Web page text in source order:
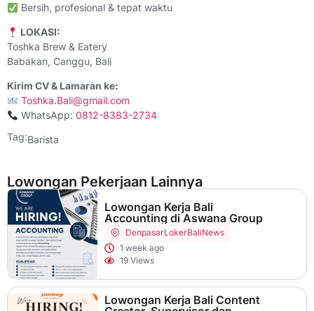
Bersih, profesional & tepat waktu
LOKASI:
Toshka Brew & Eatery
Babakan, Canggu, Bali
Kirim CV & Lamaran ke:
Toshka.Bali@gmail.com
WhatsApp: 0812-8383-2734
Tag:Barista
Lowongan Pekerjaan Lainnya
Lowongan Kerja Bali
Accounting di Aswana Group
DenpasarLokerBaliNews
1 week ago
19 Views
Lowongan Kerja Bali Content